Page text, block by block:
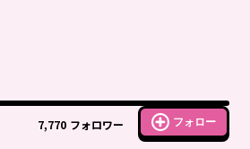
7,770 フォロワー フォロー